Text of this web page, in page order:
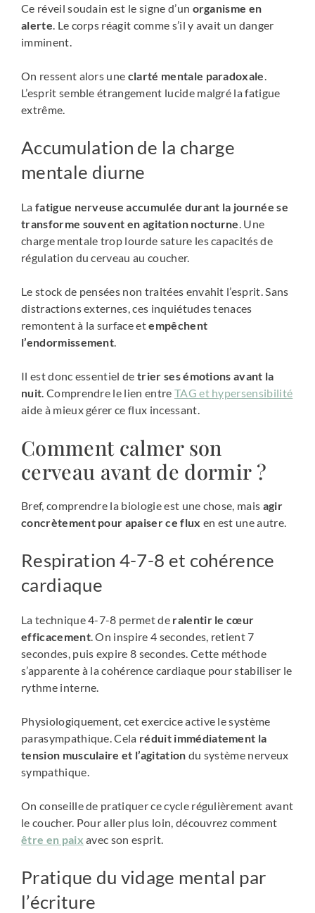
Ce réveil soudain est le signe d’un organisme en
alerte . Le corps réagit comme s’il y avait un danger
imminent.
On ressent alors une clarté mentale paradoxale
L’esprit semble étrangement lucide malgré la fatigue
extrême.
Accumulation de la charge
mentale diurne
La fatigue nerveuse accumulée durant la journée se
transforme souvent en agitation nocturne . Une
charge mentale trop lourde sature les capacités de
régulation du cerveau au coucher.
Le stock de pensées non traitées envahit l’esprit. Sans
distractions externes, ces inquiétudes tenaces
remontent à la surface etempêchent
l’endormissement
Il est donc essentiel de trier ses émotions avant la
nuit . Comprendre le lien entre TAG et hypersensibilité
aide à mieux gérer ce flux incessant.
Comment calmer son
cerveau avant de dormir ?
Bref, comprendre la biologie est une chose, mais agir
concrètement pour apaiser ce flux en est une autre.
Respiration 4-7-8 et cohérence
cardiaque
La technique 4-7-8 permet de ralentir le cœur
efficacement. On inspire 4 secondes, retient 7
secondes, puis expire 8 secondes. Cette méthode
s’apparente à la cohérence cardiaque pour stabiliser le
rythme interne.
Physiologiquement, cet exercice active le système
parasympathique. Cela réduit immédiatement la
tension musculaire et l’agitation du système nerveux
sympathique.
On conseille de pratiquer ce cycle régulièrement avant
le coucher. Pour aller plus loin, découvrez comment
être en paix avec son esprit.
Pratique du vidage mental par
l’écriture